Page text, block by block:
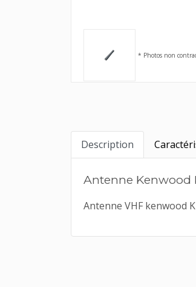
* Photos non
Description
Antenne Kenwood
Antenne VHF kenwood